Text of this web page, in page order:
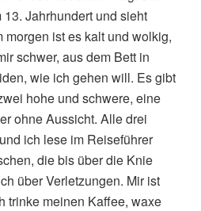
Jahrhundert und sieht
morgen ist es kalt und wolkig,
schwer, aus dem Bett in
wie ich gehen will. Es gibt
hohe und schwere, eine
ohne Aussicht. Alle drei
ich lese im Reiseführer
die bis über die Knie
über Verletzungen. Mir ist
trinke meinen Kaffee, waxe